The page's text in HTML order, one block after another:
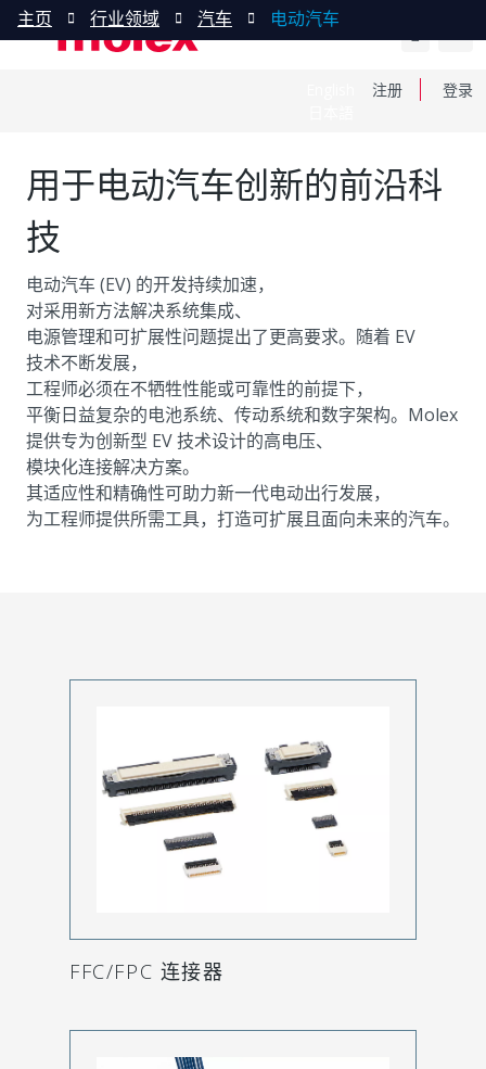
注册 登录
主页 行业领域 汽车 电动汽车
用于电动汽车创新的前沿科
技
电动汽车 (EV) 的开发持续加速，
对采用新方法解决系统集成、
电源管理和可扩展性问题提出了更高要求。随着 EV
技术不断发展，
工程师必须在不牺牲性能或可靠性的前提下，
平衡日益复杂的电池系统、传动系统和数字架构。Molex
提供专为创新型 EV 技术设计的高电压、
模块化连接解决方案。
其适应性和精确性可助力新一代电动出行发展，
为工程师提供所需工具，打造可扩展且面向未来的汽车。
FFC/FPC 连接器